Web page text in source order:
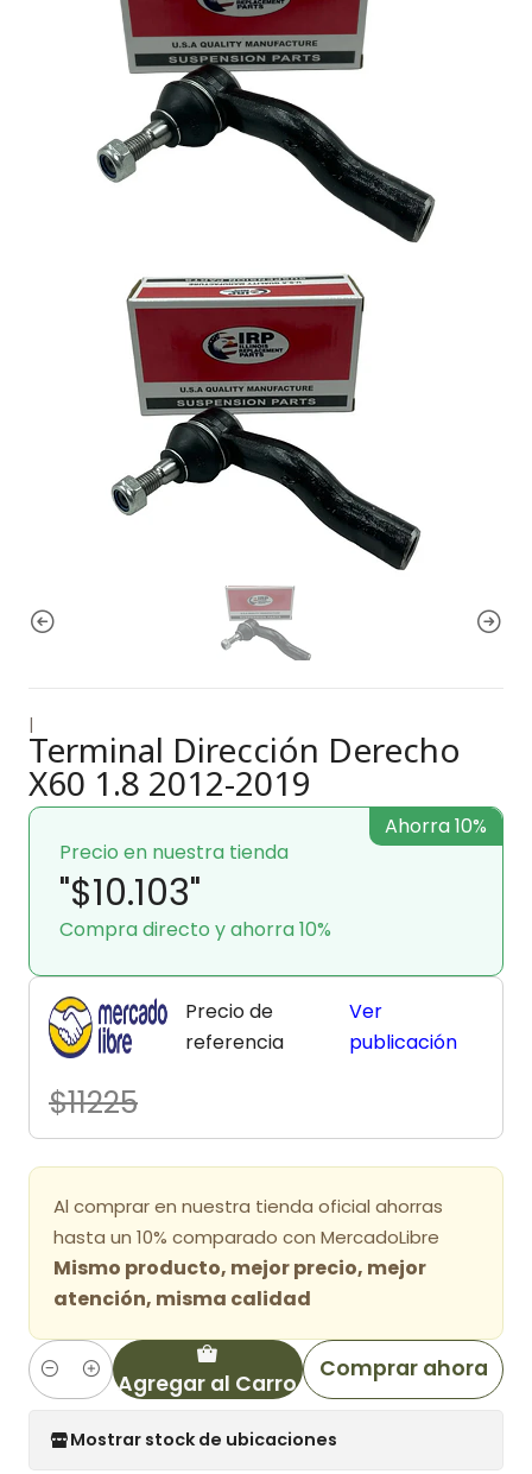
|
Terminal Dirección Derecho
X60 1.8 2012-2019
Precio en nuestra tienda
"$10.103"
Compra directo y ahorra 10%
Ahorra 10%
Precio de
referencia
$11225
Ver
publicación
Al comprar en nuestra tienda oficial ahorras
hasta un 10% comparado con MercadoLibre
Mismo producto, mejor precio, mejor
atención, misma calidad
Cantidad Agregar al Carro
Comprar ahora
Mostrar stock de ubicaciones